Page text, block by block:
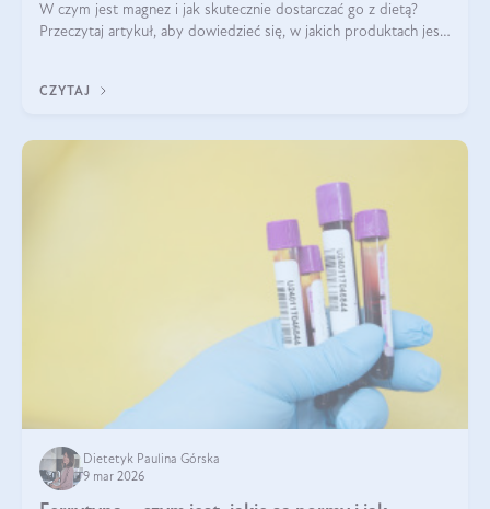
W czym jest magnez i jak skutecznie dostarczać go z dietą?
Przeczytaj artykuł, aby dowiedzieć się, w jakich produktach jest
CZYTAJ
Dietetyk Paulina Górska
9 mar 2026